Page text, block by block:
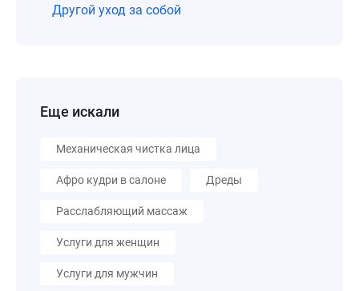
Другой уход за собой
Еще искали
Механическая чистка лица
Афро кудри в салоне Дреды
Расслабляющий массаж
Услуги для женщин
Услуги для мужчин